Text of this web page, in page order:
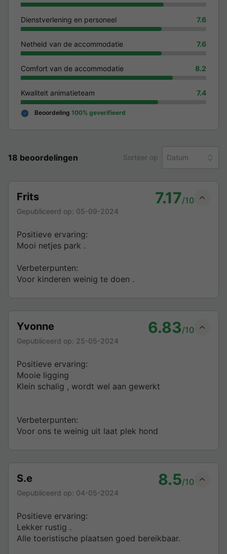
Dienstverlening en personeel 7.6
Netheid van de accommodatie 7.6
Comfort van de accommodatie 8.2
Kwaliteit animatieteam 7.4
Beoordeling 100% geverifieerd
18 beoordelingen Sorteer op Datum
Frits 7.17/10
Gepubliceerd op: 05-09-2024
Positieve ervaring:
Mooi netjes park .
Verbeterpunten:
Voor kinderen weinig te doen .
Yvonne 6.83/10
Gepubliceerd op: 25-05-2024
Positieve ervaring:
Mooie ligging
Klein schalig , wordt wel aan gewerkt
Verbeterpunten:
Voor ons te weinig uit laat plek hond
S.e 8.5/10
Gepubliceerd op: 04-05-2024
Positieve ervaring:
Lekker rustig .
Alle toeristische plaatsen goed bereikbaar.